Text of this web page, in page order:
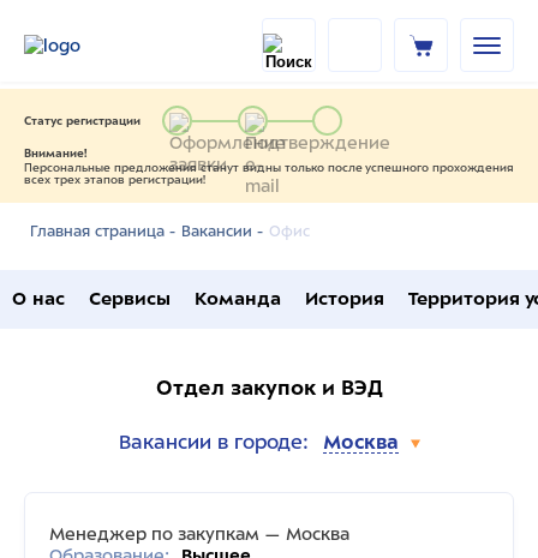
Статус регистрации
Внимание!
Персональные предложения станут видны только после успешного прохождения
всех трех этапов регистрации!
Главная страница - Вакансии - Офис
О нас Сервисы Команда История Территория
Отдел закупок и ВЭД
Вакансии в городе: Москва
Менеджер по закупкам — Москва